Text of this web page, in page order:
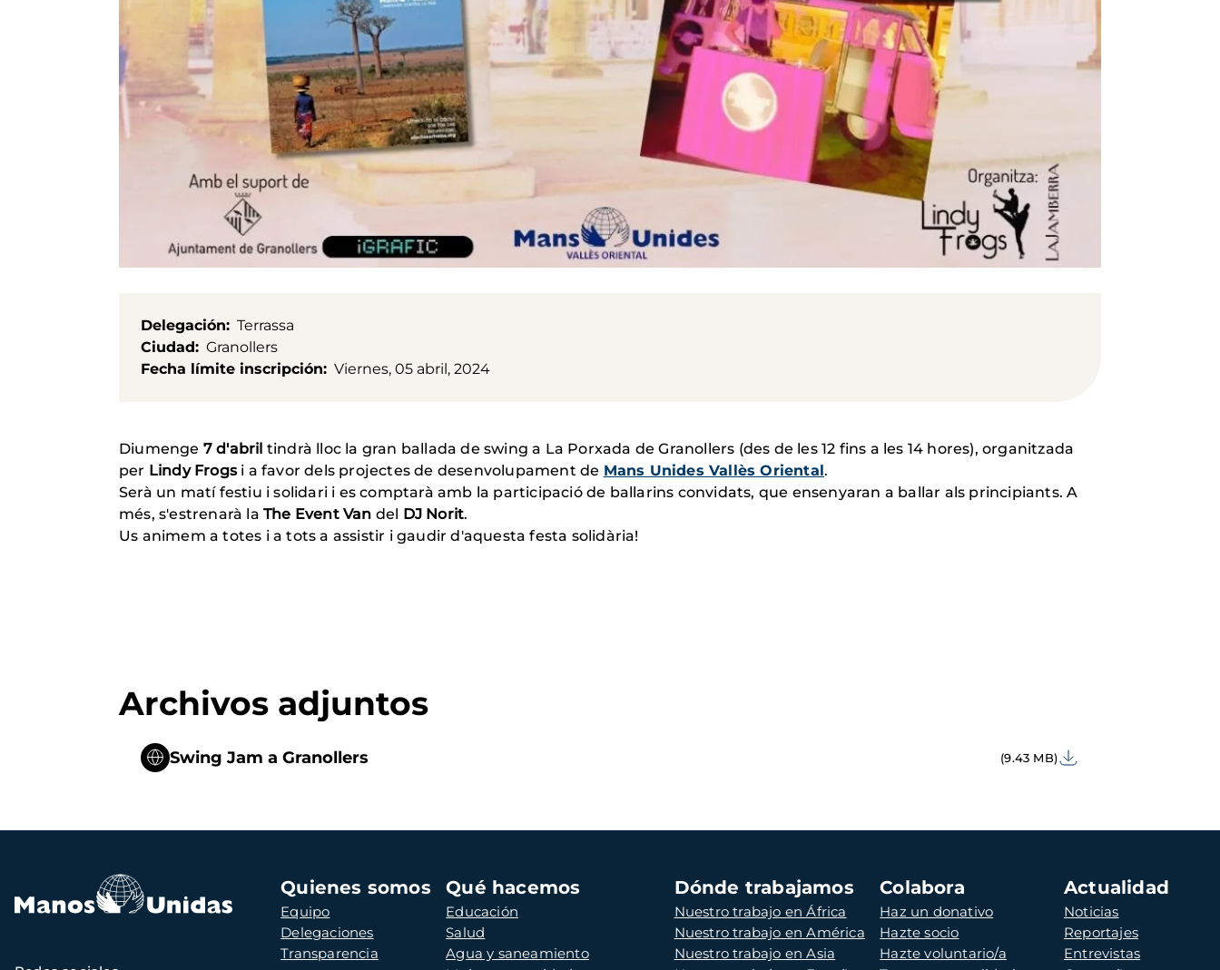
Delegación
Terrassa
Ciudad
Granollers
Fecha límite inscripción
Viernes, 05 abril, 2024
Diumenge 7 d'abril tindrà lloc la gran ballada de swing a La Porxada de Granollers (des de les 12 fins a les 14 hores), organitzada
per Lindy Frogsi a favor dels projectes de desenvolupament de Mans Unides Vallès Oriental.
Serà un matí festiu i solidari i es comptarà amb la participació de ballarins convidats, que ensenyaran a ballar als principiants. A
més, s'estrenarà la The Event Van del DJ Norit.
Us animem a totes i a tots a assistir i gaudir d'aquesta festa solidària!
Archivos adjuntos
Swing Jam a Granollers (9.43 MB)
Navegación
principal
Quienes somos
Equipo
Delegaciones
Transparencia
Qué hacemos
Educación
Salud
Agua y saneamiento
Dónde trabajamos
Nuestro trabajo en África
Nuestro trabajo en América
Nuestro trabajo en Asia
Colabora
Haz un donativo
Hazte socio
Hazte voluntario/a
Actualidad
Noticias
Reportajes
Entrevistas